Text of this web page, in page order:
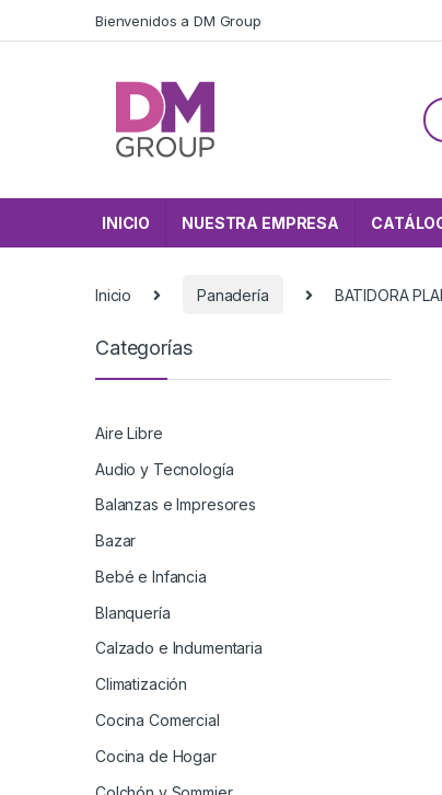
Bienvenidos a DM Group
INICIO NUESTRA EMPRESA
Inicio Panadería BATIDORA
Categorías
Aire Libre
Audio y Tecnología
Balanzas e Impresores
Bazar
Bebé e Infancia
Blanquería
Calzado e Indumentaria
Climatización
Cocina Comercial
Cocina de Hogar